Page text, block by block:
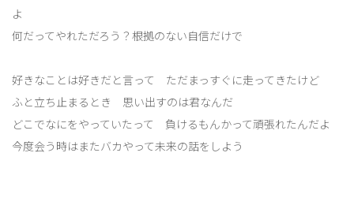
よ
何だってやれただろう？根拠のない自信だけで
好きなことは好きだと言って ただまっすぐに走ってきたけど
ふと立ち止まるとき 思い出すのは君なんだ
どこでなにをやっていたって 負けるもんかって頑張れたんだよ
今度会う時はまたバカやって未来の話をしよう